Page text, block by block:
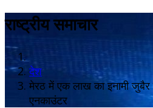
राष्ट्रीय समाचार
देश
मेरठ में एक लाख का इनामी
एनकाउंटर